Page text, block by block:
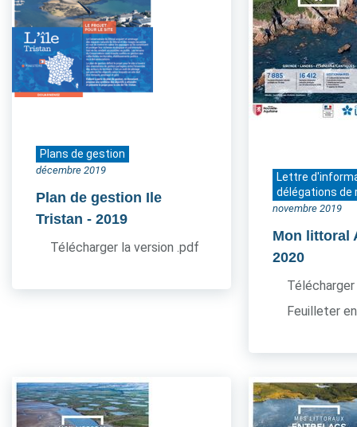
Plans de gestion
décembre 2019
Plan de gestion Ile
Tristan - 2019
Télécharger la version .pdf
Lettre
délégations de
novembre 2019
Mon littoral
2020
Feuilleter